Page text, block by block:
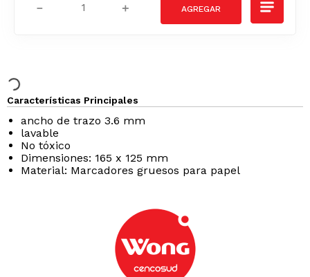
＋
－
Características Principales
ancho de trazo 3.6 mm
lavable
No tóxico
Dimensiones: 165 x 125 mm
Material: Marcadores gruesos para papel